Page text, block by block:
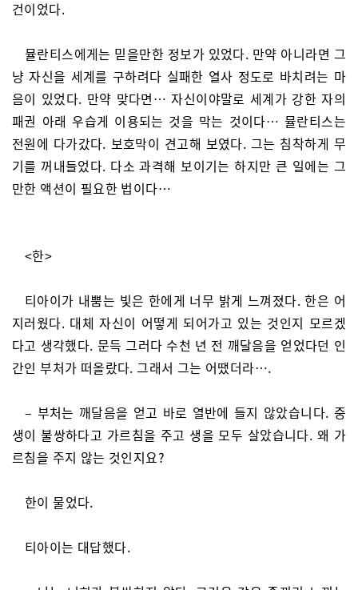
건이었다.
뮬란티스에게는 믿을만한 정보가 있었다. 만약 아니라면 그
냥 자신을 세계를 구하려다 실패한 열사 정도로 바치려는 마
음이 있었다. 만약 맞다면… 자신이야말로 세계가 강한 자의
패권 아래 우습게 이용되는 것을 막는 것이다… 뮬란티스는
전원에 다가갔다. 보호막이 견고해 보였다. 그는 침착하게 무
기를 꺼내들었다. 다소 과격해 보이기는 하지만 큰 일에는 그
만한 액션이 필요한 법이다…
<한>
티아이가 내뿜는 빛은 한에게 너무 밝게 느껴졌다. 한은 어
지러웠다. 대체 자신이 어떻게 되어가고 있는 것인지 모르겠
다고 생각했다. 문득 그러다 수천 년 전 깨달음을 얻었다던 인
간인 부처가 떠올랐다. 그래서 그는 어땠더라….
– 부처는 깨달음을 얻고 바로 열반에 들지 않았습니다. 중
생이 불쌍하다고 가르침을 주고 생을 모두 살았습니다. 왜 가
르침을 주지 않는 것인지요?
한이 물었다.
티아이는 대답했다.